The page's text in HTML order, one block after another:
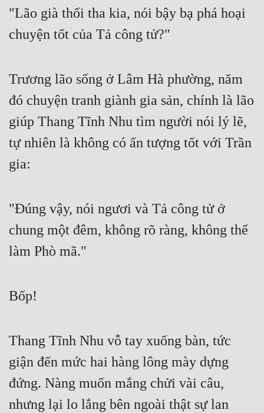
"Lão già thối tha kia, nói bậy bạ phá hoại
chuyện tốt của Tả công tử?"
Trương lão sống ở Lâm Hà phường, năm
đó chuyện tranh giành gia sản, chính là lão
giúp Thang Tĩnh Nhu tìm người nói lý lẽ,
tự nhiên là không có ấn tượng tốt với Trần
gia:
"Đúng vậy, nói ngươi và Tả công tử ở
chung một đêm, không rõ ràng, không thể
làm Phò mã."
Bốp!
Thang Tĩnh Nhu vỗ tay xuống bàn, tức
giận đến mức hai hàng lông mày dựng
đứng. Nàng muốn mắng chửi vài câu,
nhưng lại lo lắng bên ngoài thật sự lan